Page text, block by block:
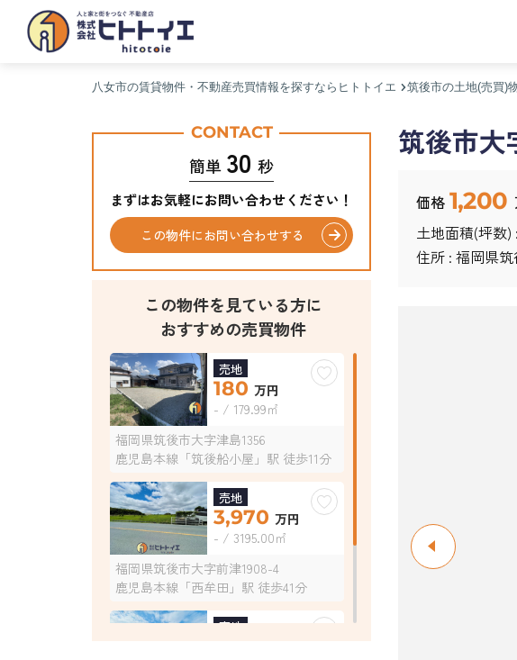
八女市の賃貸物件・不動産売買情報を探すならヒトトイエ 筑後市の土地(売買)
筑後市大
価格 1,200
土地面積(坪数)
住所 : 福岡県
CONTACT
簡単 30 秒
まずはお気軽にお問い合わせください！
この物件にお問い合わせする
この物件を見ている方に
おすすめの売買物件
売地
180 万円
- / 179.99㎡
福岡県筑後市大字津島1356
鹿児島本線「筑後船小屋」駅 徒歩11分
売地
3,970 万円
- / 3195.00㎡
福岡県筑後市大字前津1908-4
鹿児島本線「西牟田」駅 徒歩41分
売地